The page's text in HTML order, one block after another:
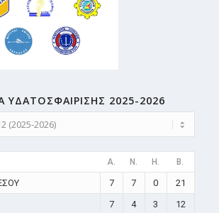
ΥΔΑΤΟΣΦΑΙΡΙΣΗΣ 2025-2026
A. N. H. B.
7 7 0
21
7 4 3
12